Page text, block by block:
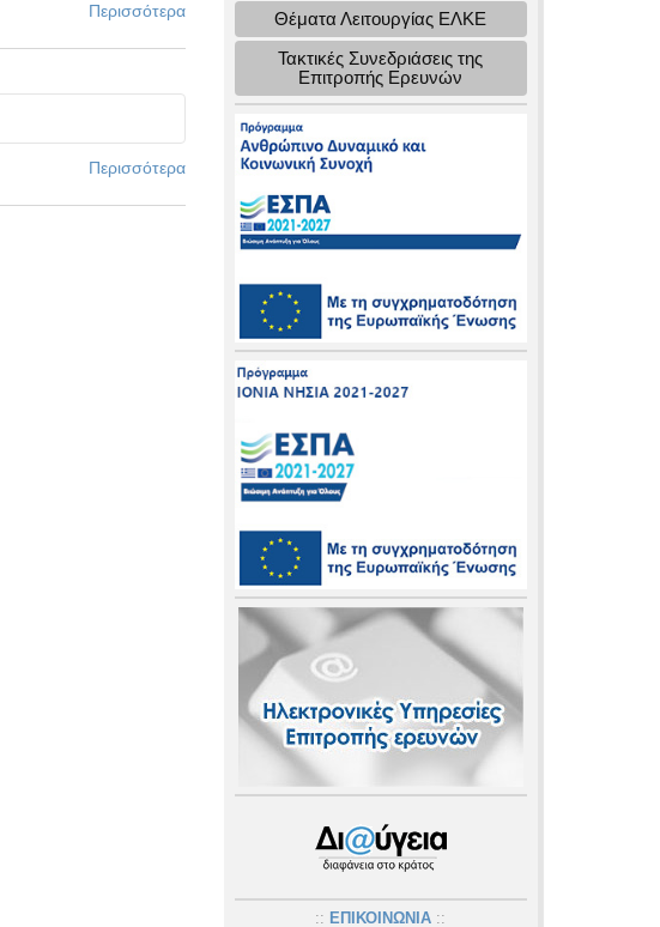
Περισσότερα
Περισσότερα
Θέματα Λειτουργίας ΕΛΚΕ
Τακτικές Συνεδριάσεις της
Επιτροπής Ερευνών
:: ΕΠΙΚΟΙΝΩΝΙΑ ::